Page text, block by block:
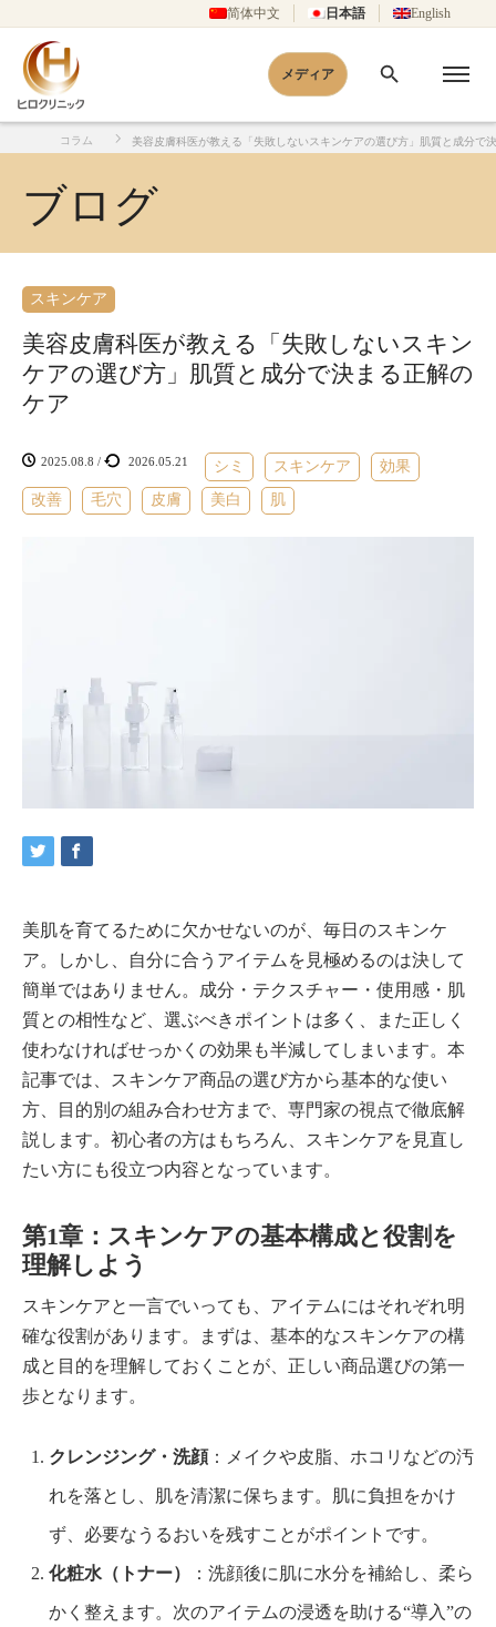
简体中文 日本語 English
メディア
コラム
美容皮膚科医が教える「失敗しないスキンケアの選び方」肌質と成分で決
ブログ
スキンケア
美容皮膚科医が教える「失敗しないスキン
ケアの選び方」肌質と成分で決まる正解の
ケア
2025.08.8 / 2026.05.21 シミ スキンケア 効果
改善 毛穴 皮膚 美白 肌
美肌を育てるために欠かせないのが、毎日のスキンケ
ア。しかし、自分に合うアイテムを見極めるのは決して
簡単ではありません。成分・テクスチャー・使用感・肌
質との相性など、選ぶべきポイントは多く、また正しく
使わなければせっかくの効果も半減してしまいます。本
記事では、スキンケア商品の選び方から基本的な使い
方、目的別の組み合わせ方まで、専門家の視点で徹底解
説します。初心者の方はもちろん、スキンケアを見直し
たい方にも役立つ内容となっています。
第1章：スキンケアの基本構成と役割を
理解しよう
スキンケアと一言でいっても、アイテムにはそれぞれ明
確な役割があります。まずは、基本的なスキンケアの構
成と目的を理解しておくことが、正しい商品選びの第一
歩となります。
クレンジング・洗顔：メイクや皮脂、ホコリなどの汚
れを落とし、肌を清潔に保ちます。肌に負担をかけ
ず、必要なうるおいを残すことがポイントです。
化粧水（トナー） ：洗顔後に肌に水分を補給し、柔ら
かく整えます。次のアイテムの浸透を助ける“導入”の